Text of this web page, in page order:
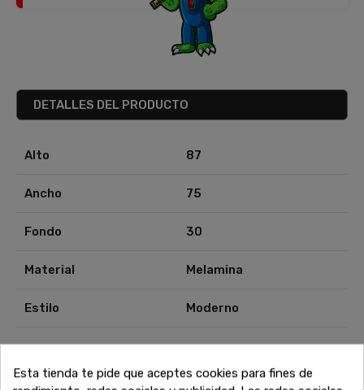
DETALLES DEL PRODUCTO
Alto 87
Ancho 75
Fondo 30
Material Melamina
Estilo Moderno
Esta tienda te pide que aceptes cookies para fines de